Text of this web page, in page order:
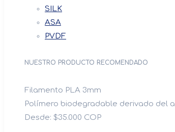
SILK
ASA
PVDF
NUESTRO PRODUCTO RECOMENDADO
Filamento PLA 3mm
Polímero biodegradable derivado del
Desde: $35.000 COP